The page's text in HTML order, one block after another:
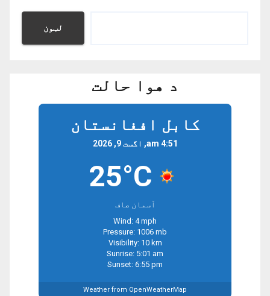
لټون
د هوا حالت
کابل افغانستان
4:51 am, اگست 9, 2026
25°C
آسمان صاف
Wind: 4 mph
Pressure: 1006 mb
Visibility: 10 km
Sunrise: 5:01 am
Sunset: 6:55 pm
Weather from OpenWeatherMap